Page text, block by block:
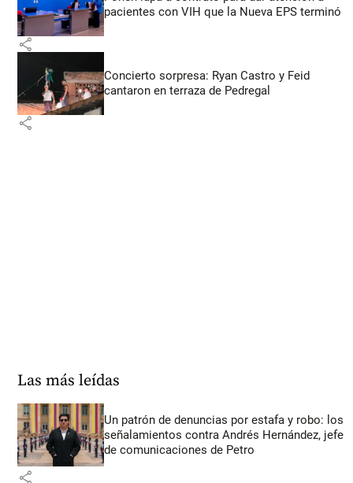
pacientes con VIH que la Nueva EPS terminó
share
Concierto sorpresa: Ryan Castro y Feid
cantaron en terraza de Pedregal
share
Las más leídas
Un patrón de denuncias por estafa y robo: los
señalamientos contra Andrés Hernández, jefe
de comunicaciones de Petro
share